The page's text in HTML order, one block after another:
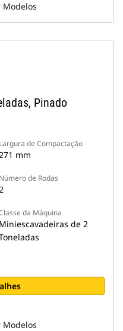
Modelos
Pinado
Largura de Compactação
mm
Número de Rodas
da Máquina
Miniescavadeiras de 2
Modelos